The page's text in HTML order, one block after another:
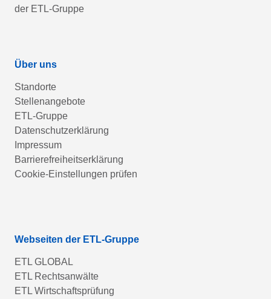
der ETL-Gruppe
Über uns
Standorte
Stellenangebote
ETL-Gruppe
Datenschutzerklärung
Impressum
Barrierefreiheitserklärung
Cookie-Einstellungen prüfen
Webseiten der ETL-Gruppe
ETL GLOBAL
ETL Rechtsanwälte
ETL Wirtschaftsprüfung